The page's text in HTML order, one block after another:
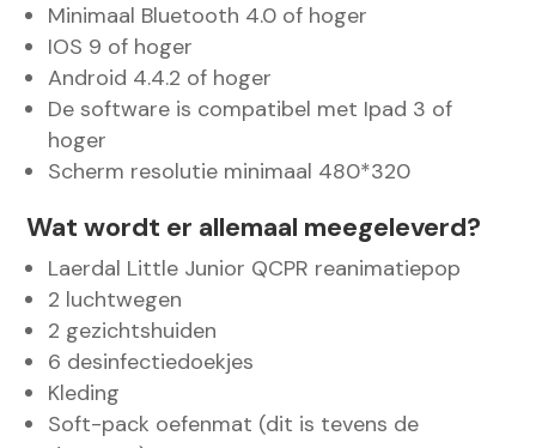
Minimaal Bluetooth 4.0 of hoger
IOS 9 of hoger
Android 4.4.2 of hoger
De software is compatibel met Ipad 3 of
hoger
Scherm resolutie minimaal 480*320
Wat wordt er allemaal meegeleverd?
Laerdal Little Junior QCPR reanimatiepop
2 luchtwegen
2 gezichtshuiden
6 desinfectiedoekjes
Kleding
Soft-pack oefenmat (dit is tevens de